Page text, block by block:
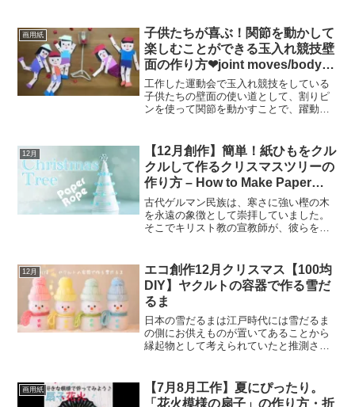
とつ、梅の特徴といえば、その香り。 桜
にもほのかな香りは...
画用紙
子供たちが喜ぶ！関節を動かして
楽しむことができる玉入れ競技壁
面の作り方❤︎joint moves/body❤︎
#227
工作した運動会で玉入れ競技をしている
子供たちの壁面の使い道として、割りピ
ンを使って関節を動かすことで、躍動感
し、様々なポーズをとることで楽しめま
す。そのため、単に飾るだ...
12月
【12月創作】簡単！紙ひもをクル
クルして作るクリスマスツリーの
作り方 – How to Make Paper
Rope Christmas Tree
古代ゲルマン民族は、寒さに強い樫の木
を永遠の象徴として崇拝していました。
そこでキリスト教の宣教師が、彼らを改
た。 そこから、モミの木をクリスマスツ
リーとして使う習慣が定...
12月
エコ創作12月クリスマス【100均
DIY】ヤクルトの容器で作る雪だ
るま
日本の雪だるまは江戸時代には雪だるま
の側にお供えものが置いてあることから
縁起物として考えられていたと推測され
ていて、その流れを汲んだ意味が強く残
っているために雪だるま...
画用紙
【7月8月工作】夏にぴったり。
「花火模様の扇子」の作り方・折